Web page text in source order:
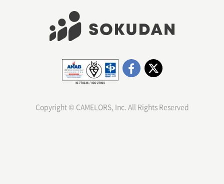
Copyright © CAMELORS, Inc. All Rights Reserved